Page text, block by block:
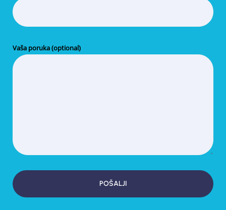
Vaša poruka (optional)